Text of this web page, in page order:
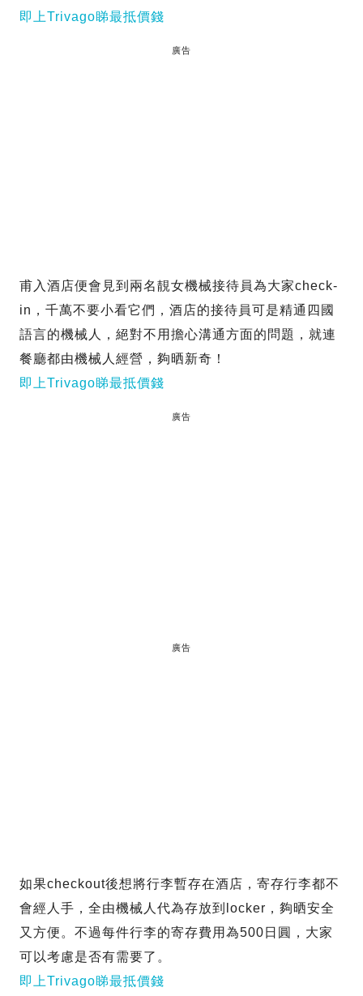
即上Trivago睇最抵價錢
廣告
甫入酒店便會見到兩名靚女機械接待員為大家check-
in，千萬不要小看它們，酒店的接待員可是精通四國
語言的機械人，絕對不用擔心溝通方面的問題，就連
餐廳都由機械人經營，夠晒新奇！
即上Trivago睇最抵價錢
廣告
廣告
如果checkout後想將行李暫存在酒店，寄存行李都不
會經人手，全由機械人代為存放到locker，夠晒安全
又方便。不過每件行李的寄存費用為500日圓，大家
可以考慮是否有需要了。
即上Trivago睇最抵價錢